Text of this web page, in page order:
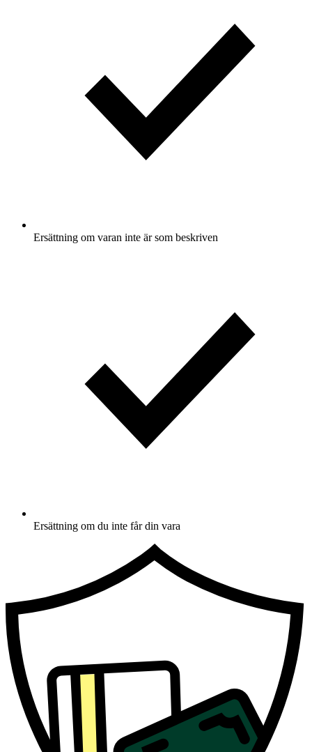
Ersättning om varan inte är som beskriven
Ersättning om du inte får din vara